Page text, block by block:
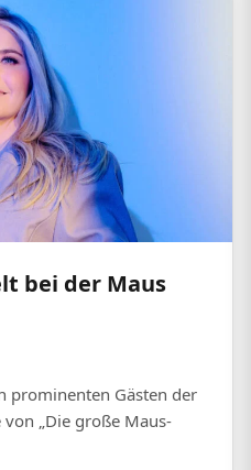
bei der Maus
prominenten Gästen der
„Die große Maus-